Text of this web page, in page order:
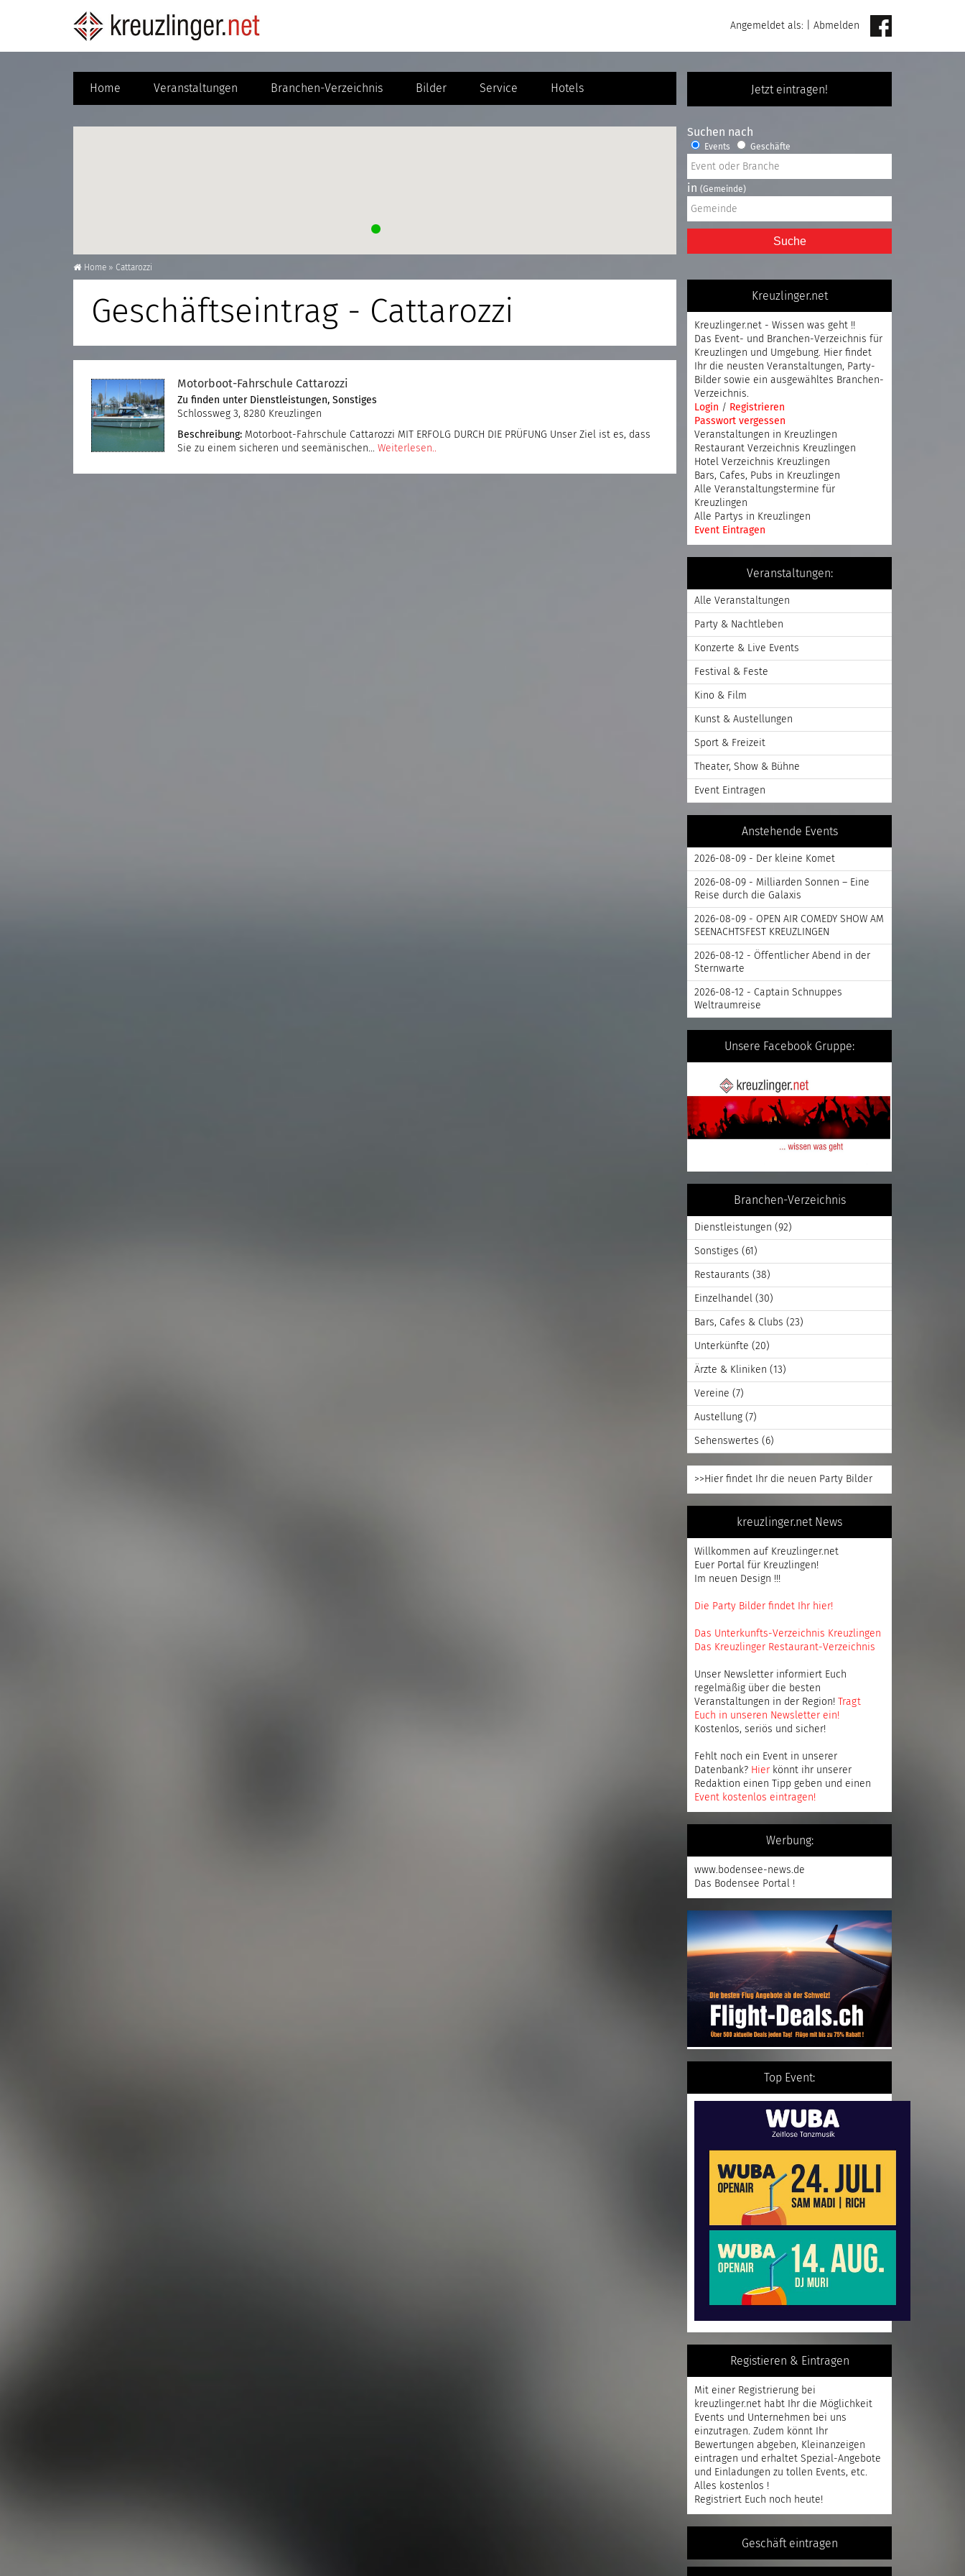
Angemeldet als: Abmelden
Jetzt eintragen!
Home Veranstaltungen Branchen-Verzeichnis Bilder Service Hotels
Home » Cattarozzi
Geschäftseintrag - Cattarozzi
Motorboot-Fahrschule Cattarozzi
Zu finden unter Dienstleistungen, Sonstiges
Schlossweg 3, 8280 Kreuzlingen
Beschreibung: Motorboot-Fahrschule Cattarozzi MIT ERFOLG DURCH DIE PRÜFUNG Unser Ziel ist es, dass
Sie zu einem sicheren und seemänischen… Weiterlesen..
Suchen nach
Events Geschäfte
in (Gemeinde)
Suche
Kreuzlinger.net
Kreuzlinger.net - Wissen was geht !!
Das Event- und Branchen-Verzeichnis für
Kreuzlingen und Umgebung. Hier findet
Ihr die neusten Veranstaltungen, Party-
Bilder sowie ein ausgewähltes Branchen-
Verzeichnis.
Login / Registrieren
Passwort vergessen
Veranstaltungen in Kreuzlingen
Restaurant Verzeichnis Kreuzlingen
Hotel Verzeichnis Kreuzlingen
Bars, Cafes, Pubs in Kreuzlingen
Alle Veranstaltungstermine für
Kreuzlingen
Alle Partys in Kreuzlingen
Event Eintragen
Veranstaltungen:
Alle Veranstaltungen
Party & Nachtleben
Konzerte & Live Events
Festival & Feste
Kino & Film
Kunst & Austellungen
Sport & Freizeit
Theater, Show & Bühne
Event Eintragen
Anstehende Events
2026-08-09 - Der kleine Komet
2026-08-09 - Milliarden Sonnen – Eine
Reise durch die Galaxis
2026-08-09 - OPEN AIR COMEDY SHOW AM
SEENACHTSFEST KREUZLINGEN
2026-08-12 - Öffentlicher Abend in der
Sternwarte
2026-08-12 - Captain Schnuppes
Weltraumreise
Unsere Facebook Gruppe:
Branchen-Verzeichnis
Dienstleistungen (92)
Sonstiges (61)
Restaurants (38)
Einzelhandel (30)
Bars, Cafes & Clubs (23)
Unterkünfte (20)
Ärzte & Kliniken (13)
Vereine (7)
Austellung (7)
Sehenswertes (6)
>>Hier findet Ihr die neuen Party Bilder
kreuzlinger.net News
Willkommen auf Kreuzlinger.net
Euer Portal für Kreuzlingen!
Im neuen Design !!!
Die Party Bilder findet Ihr hier!
Das Unterkunfts-Verzeichnis Kreuzlingen
Das Kreuzlinger Restaurant-Verzeichnis
Unser Newsletter informiert Euch
regelmäßig über die besten
Veranstaltungen in der Region! Tragt
Euch in unseren Newsletter ein!
Kostenlos, seriös und sicher!
Fehlt noch ein Event in unserer
Datenbank? Hier könnt ihr unserer
Redaktion einen Tipp geben und einen
Event kostenlos eintragen!
Werbung:
www.bodensee-news.de
Das Bodensee Portal !
Top Event:
Registieren & Eintragen
Mit einer Registrierung bei
kreuzlinger.net habt Ihr die Möglichkeit
Events und Unternehmen bei uns
einzutragen. Zudem könnt Ihr
Bewertungen abgeben, Kleinanzeigen
eintragen und erhaltet Spezial-Angebote
und Einladungen zu tollen Events, etc.
Alles kostenlos !
Registriert Euch noch heute!
Geschäft eintragen